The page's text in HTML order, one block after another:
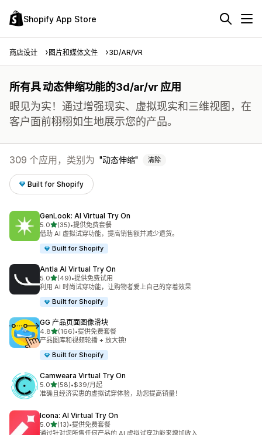
Shopify App Store
商店设计 图片和媒体文件 3D/AR/VR
所有具 动态伸缩功能的3d/ar/vr 应用
眼见为实！通过增强现实、虚拟现实和三维视图，在
客户面前栩栩如生地展示您的产品。
309 个应用，类别为 动态伸缩 清除
Built for Shopify
GenLook: AI Virtual Try On
5.0星（满分 5 星）
(35)
总共 35 条评论
•提供免费套餐
借助 AI 虚拟试穿功能，提高销售额并减少退货。
Built for Shopify
Antla AI Virtual Try On
5.0星（满分 5 星）
(49)
总共 49 条评论
•提供免费试用
利用 AI 时尚试穿功能，让购物者爱上自己的穿着效果
Built for Shopify
GG 产品页面图像滑块
4.8星（满分 5 星）
(166)
总共 166 条评论
•提供免费套餐
产品图库和视频轮播 + 放大镜!
Built for Shopify
Camweara Virtual Try On
5.0星（满分 5 星）
(58)
总共 58 条评论
•$39/月起
准确且经济实惠的虚拟试穿体验，助您提高销量！
Icona: AI Virtual Try On
5.0星（满分 5 星）
(13)
总共 13 条评论
•提供免费套餐
通过针对您所售任何产品的 AI 虚拟试穿功能来增加收入